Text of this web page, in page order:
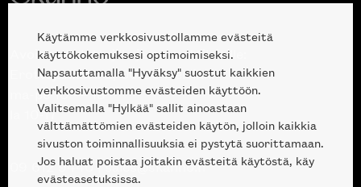
Avoinna kuluttajille ja ammattilaisille:
Erottajankatu 2, 00120 Helsinki
ma-pe 10 — 18
la 10-17
09 612 9440 |sales@skanno.fi
Käytämme verkkosivustollamme evästeitä
käyttökokemuksesi optimoimiseksi.
Napsauttamalla "Hyväksy" suostut kaikkien
verkkosivustomme evästeiden käyttöön.
Valitsemalla "Hylkää" sallit ainoastaan
välttämättömien evästeiden käytön, jolloin kaikkia
sivuston toiminnallisuuksia ei pystytä suorittamaan.
Jos haluat poistaa joitakin evästeitä käytöstä, käy
evästeasetuksissa.